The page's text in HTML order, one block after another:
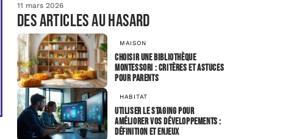
11 mars 2026
Des articles au hasard
MAISON
Choisir une bibliothèque
Montessori : critères et astuces
pour parents
HABITAT
Utiliser le staging pour
améliorer vos développements :
définition et enjeux